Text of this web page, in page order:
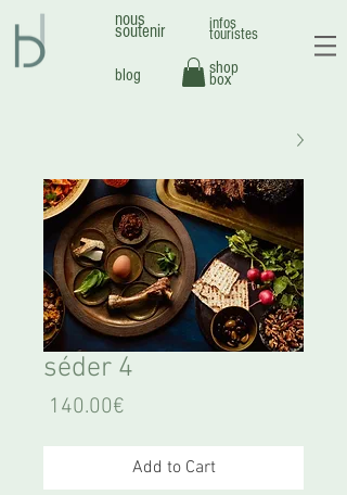
nous
soutenir infos
touristes
blog shop
box
4 séder
140.00€
Add to Cart